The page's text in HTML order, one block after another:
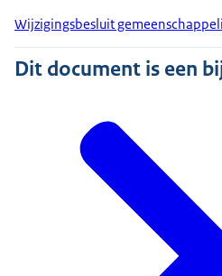
Wijzigingsbesluit
Dit document is een